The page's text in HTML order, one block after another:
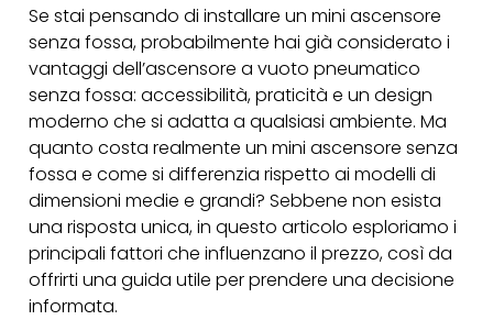
Se stai pensando di installare un mini ascensore
senza fossa, probabilmente hai già considerato i
vantaggi dell’ascensore a vuoto pneumatico
senza fossa: accessibilità, praticità e un design
moderno che si adatta a qualsiasi ambiente. Ma
quanto costa realmente un mini ascensore senza
fossa e come si differenzia rispetto ai modelli di
dimensioni medie e grandi? Sebbene non esista
una risposta unica, in questo articolo esploriamo i
principali fattori che influenzano il prezzo, così da
offrirti una guida utile per prendere una decisione
informata.